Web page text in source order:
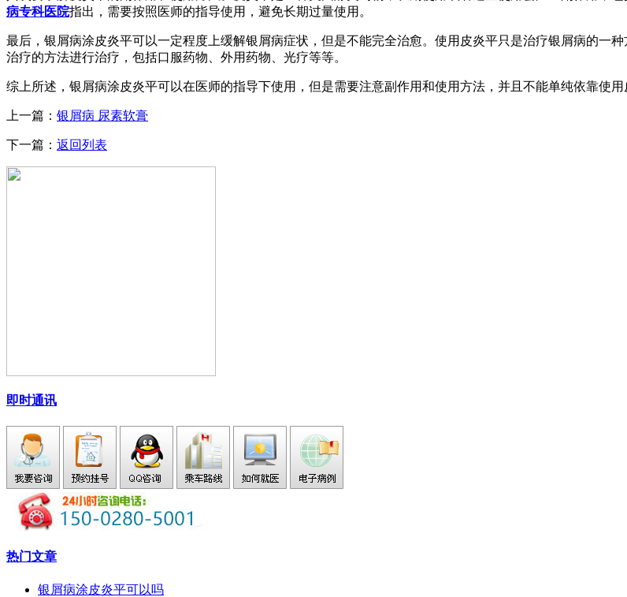
病专科医院指出，需要按照医师的指导使用，避免长期过量使用。
最后，银屑病涂皮炎平可以一定程度上缓解银屑病症状，但是不能完全治愈。使用皮炎平只是治疗银屑病的一
治疗的方法进行治疗，包括口服药物、外用药物、光疗等等。
综上所述，银屑病涂皮炎平可以在医师的指导下使用，但是需要注意副作用和使用方法，并且不能单纯依靠使用
上一篇： 银屑病 尿素软膏
下一篇： 返回列表
即时通讯
热门文章
银屑病涂皮炎平可以吗